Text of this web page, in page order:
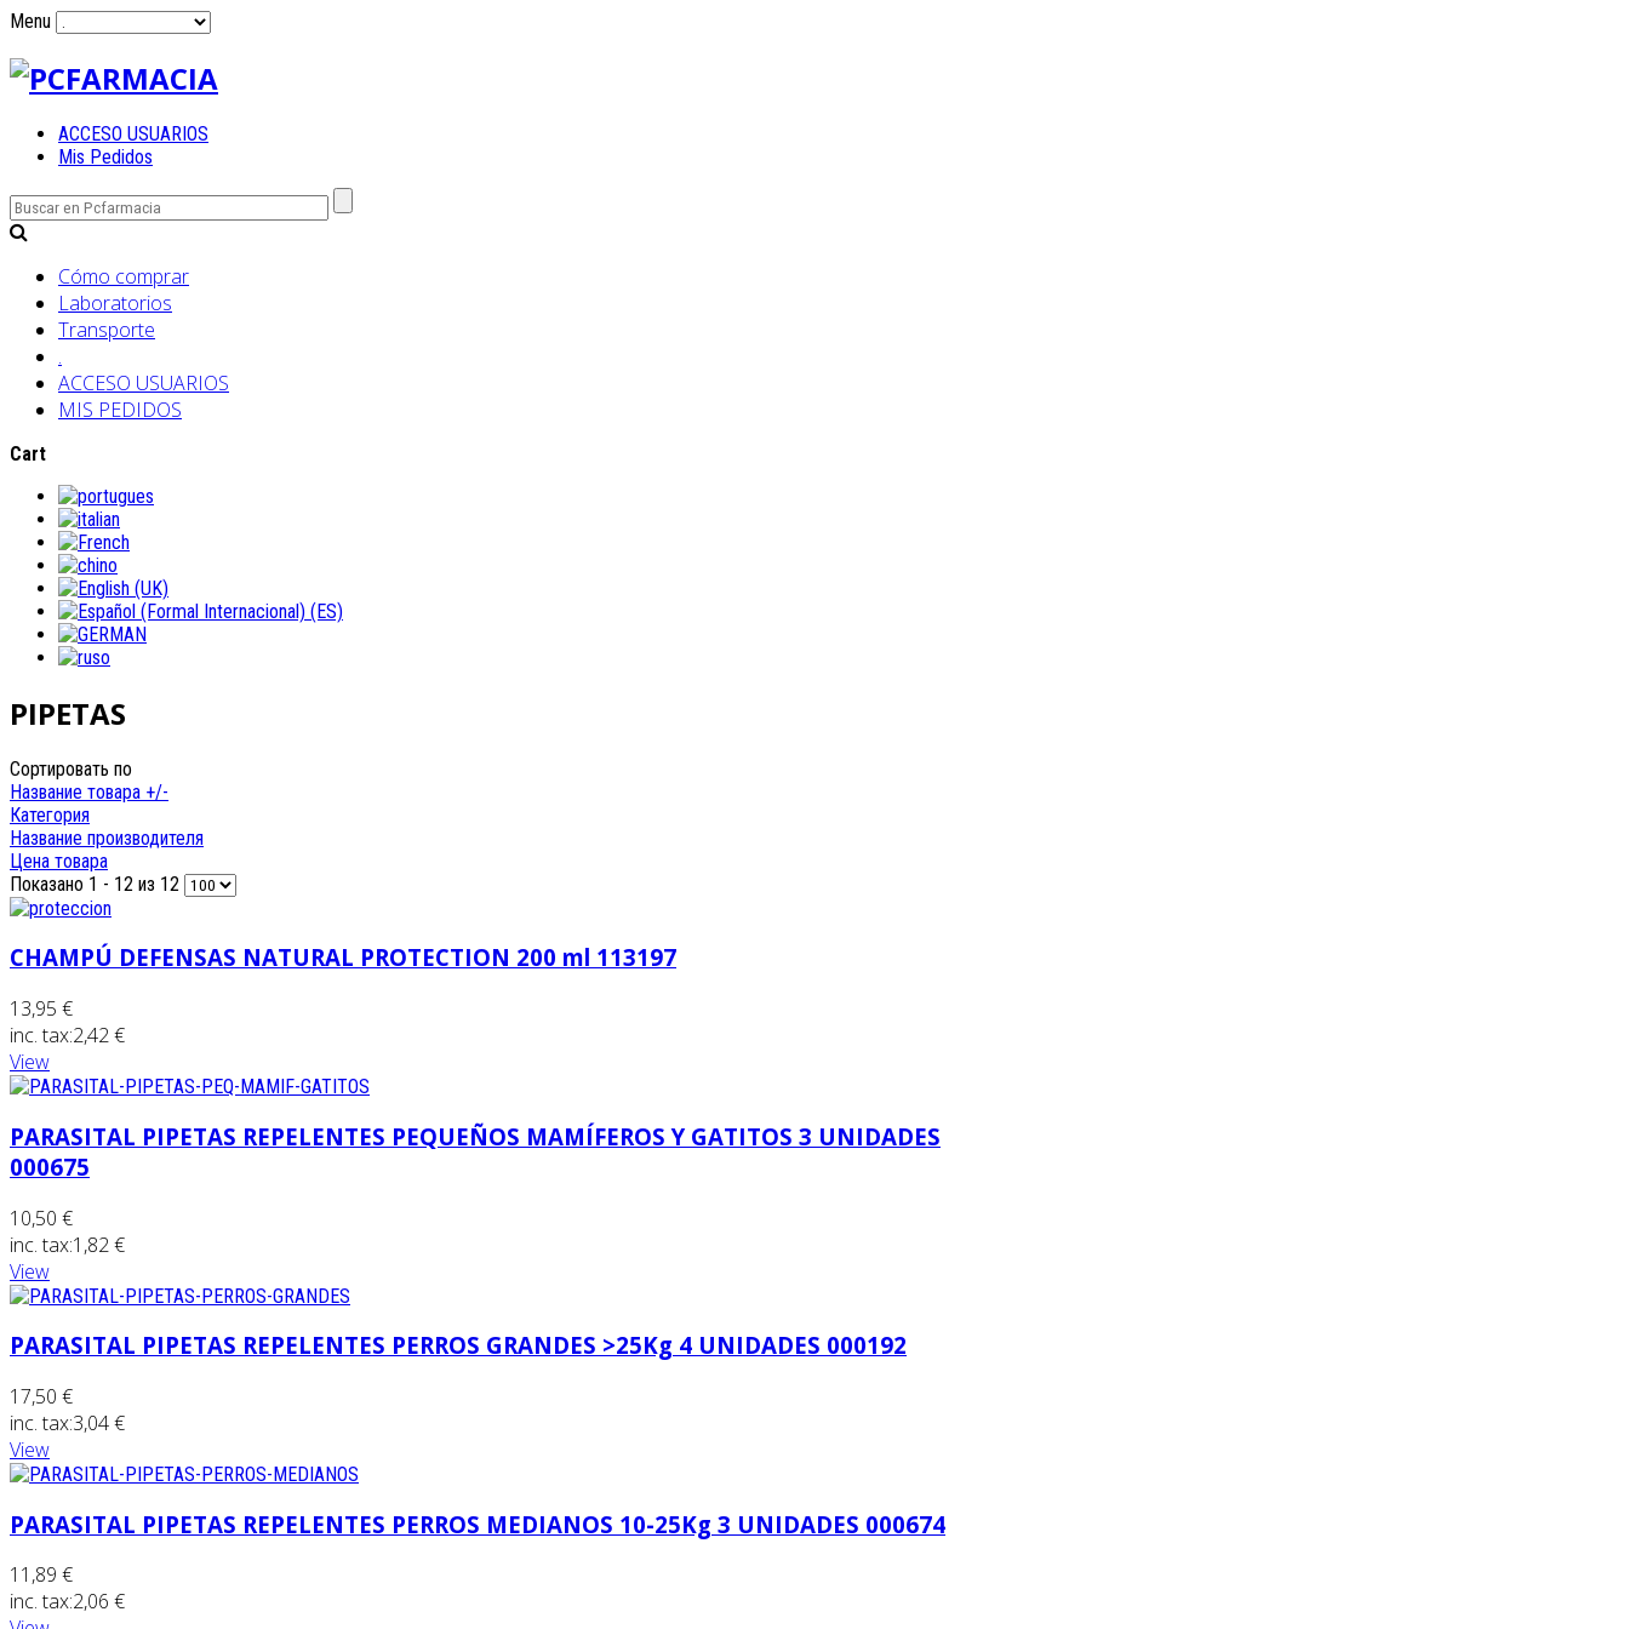
Menu
ACCESO USUARIOS
Mis Pedidos
Cómo comprar
Laboratorios
Transporte
.
ACCESO USUARIOS
MIS PEDIDOS
Cart
PIPETAS
Сортировать по
Название товара +/-
Категория
Название производителя
Цена товара
Показано 1 - 12 из 12
CHAMPÚ DEFENSAS NATURAL PROTECTION 200 ml 113197
13,95 €
inc. tax:2,42 €
View
PARASITAL PIPETAS REPELENTES PEQUEÑOS MAMÍFEROS Y GATITOS 3 UNIDADES
000675
10,50 €
inc. tax:1,82 €
View
PARASITAL PIPETAS REPELENTES PERROS GRANDES >25Kg 4 UNIDADES 000192
17,50 €
inc. tax:3,04 €
View
PARASITAL PIPETAS REPELENTES PERROS MEDIANOS 10-25Kg 3 UNIDADES 000674
11,89 €
inc. tax:2,06 €